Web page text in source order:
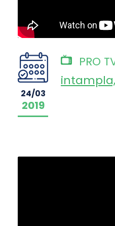
24/03
2019
PRO